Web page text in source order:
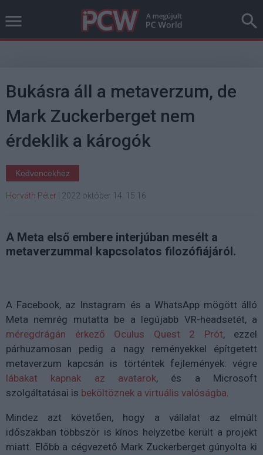
Bukásra áll a metaverzum, de
Mark Zuckerberget nem
érdeklik a károgók
Kedvencekhez
Horváth Péter 2022 október 14. 15:16
A Meta első embere interjúban mesélt a
metaverzummal kapcsolatos filozófiájáról.
A Facebook, az Instagram és a WhatsApp mögött álló
Meta nemrég mutatta be a legújabb VR-headsetét, a
méregdrágán érkező Oculus Quest 2 Prót, ezzel
párhuzamosan pedig a nagy reményekkel építgetett
metaverzum kapcsán is történtek fejlemények: végre
lábakat kapnak az avatarok, és a Microsoft
szolgáltatásai is beköltöznek a virtuális valóságba.
Mindez azt követően, hogy a vállalat az elmúlt
időszakban többször is kínos helyzetbe került a projekt
miatt. Előbb a cégvezető Mark Zuckerberget gúnyolta ki